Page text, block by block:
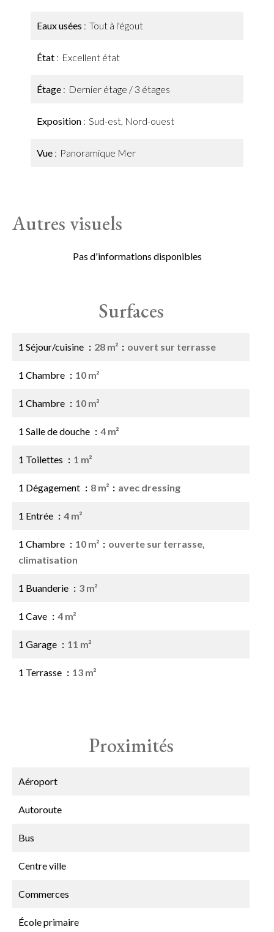
Eaux usées Tout à l'égout
État Excellent état
Étage Dernier étage / 3 étages
Exposition Sud-est, Nord-ouest
Vue Panoramique Mer
Autres visuels
Pas d'informations disponibles
Surfaces
1 Séjour/cuisine 28 m² ouvert sur terrasse
1 Chambre 10 m²
1 Chambre 10 m²
1 Salle de douche 4 m²
1 Toilettes 1 m²
1 Dégagement 8 m² avec dressing
1 Entrée 4 m²
1 Chambre 10 m²
ouverte sur terrasse,
climatisation
1 Buanderie 3 m²
1 Cave 4 m²
1 Garage 11 m²
1 Terrasse 13 m²
Proximités
Aéroport
Autoroute
Bus
Centre ville
Commerces
École primaire